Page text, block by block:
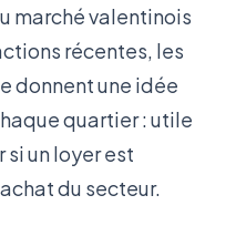
marché valentinois
récentes, les
donnent une idée
quartier : utile
si un loyer est
du secteur.